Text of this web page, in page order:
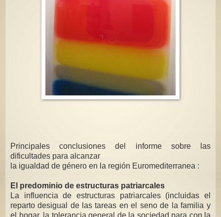
Principales conclusiones del informe sobre las
dificultades para alcanzar
la igualdad de género en la región Euromediterranea :
El predominio de estructuras patriarcales
La influencia de estructuras patriarcales (incluidas el
reparto desigual de las tareas en el seno de la familia y
el hogar, la tolerancia general de la sociedad para con la